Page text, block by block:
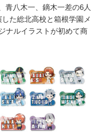
青八木一、鏑木一差の6人
た総北高校と箱根学園メ
ナルイラストが初めて商